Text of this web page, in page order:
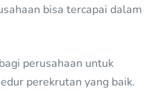
bisa tercapai dalam
perusahaan untuk
perekrutan yang baik.